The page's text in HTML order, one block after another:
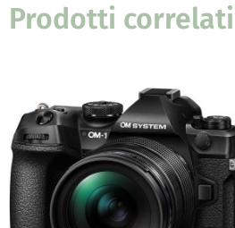
Prodotti correlati